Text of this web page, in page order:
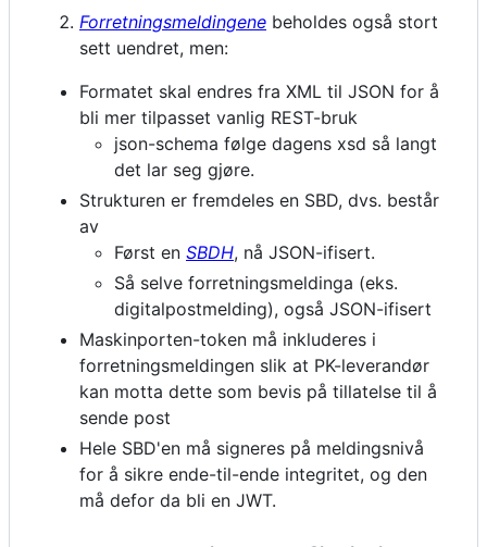
Forretningsmeldingene beholdes også stort
sett uendret, men:
Formatet skal endres fra XML til JSON for å
bli mer tilpasset vanlig REST-bruk
json-schema følge dagens xsd så langt
det lar seg gjøre.
Strukturen er fremdeles en SBD, dvs. består
av
Først en SBDH, nå JSON-ifisert.
Så selve forretningsmeldinga (eks.
digitalpostmelding), også JSON-ifisert
Maskinporten-token må inkluderes i
forretningsmeldingen slik at PK-leverandør
kan motta dette som bevis på tillatelse til å
sende post
Hele SBD'en må signeres på meldingsnivå
for å sikre ende-til-ende integritet, og den
må defor da bli en JWT.